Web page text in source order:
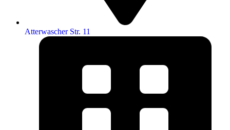
Atterwascher Str. 11